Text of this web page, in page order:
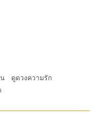
ดูดวงความรัก